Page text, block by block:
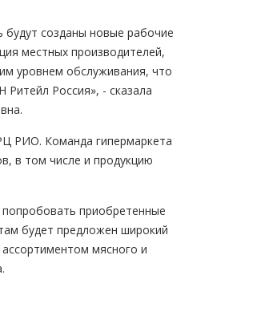
будут созданы новые рабочие
местных производителей,
уровнем обслуживания, что
Россия», - сказала
РИО. Команда гипермаркета
в том числе и продукцию
попробовать приобретенные
будет предложен широкий
мясного и